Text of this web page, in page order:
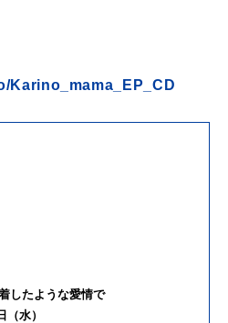
Karino_mama_EP_CD
たような愛情で
水）